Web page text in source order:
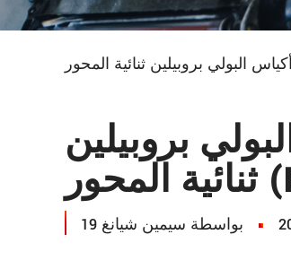
بروبيلين
بواسطة سيمين شيانغ